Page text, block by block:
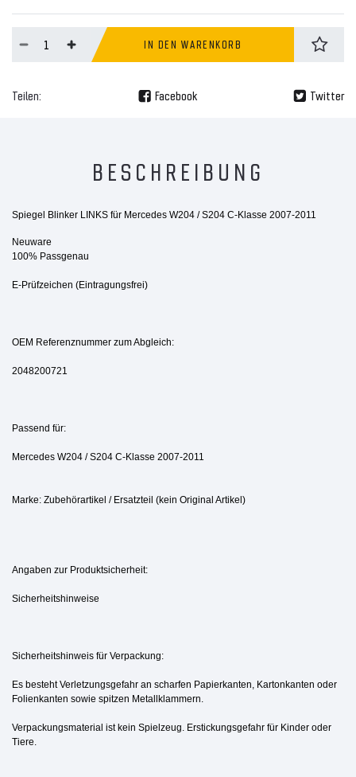
IN DEN WARENKORB
Teilen: Facebook Twitter
BESCHREIBUNG
Spiegel Blinker LINKS für Mercedes W204 / S204 C-Klasse 2007-2011
Neuware
100% Passgenau
E-Prüfzeichen (Eintragungsfrei)
OEM Referenznummer zum Abgleich:
2048200721
Passend für:
Mercedes W204 / S204 C-Klasse 2007-2011
Marke: Zubehörartikel / Ersatzteil (kein Original Artikel)
Angaben zur Produktsicherheit:
Sicherheitshinweise
Sicherheitshinweis für Verpackung:
Es besteht Verletzungsgefahr an scharfen Papierkanten, Kartonkanten oder
Folienkanten sowie spitzen Metallklammern.
Verpackungsmaterial ist kein Spielzeug. Erstickungsgefahr für Kinder oder
Tiere.